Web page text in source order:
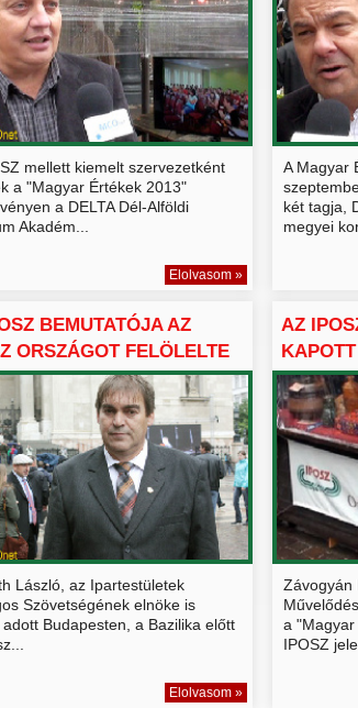
mellett kiemelt szervezetként
a "Magyar Értékek 2013"
a DELTA Dél-Alföldi
Akadém...
Elolvasom »
A Magyar
két tagja,
megyei
BEMUTATÓJA AZ
ORSZÁGOT FELÖLELTE
László, az Ipartestületek
Szövetségének elnöke is
adott Budapesten, a Bazilika előtt
Elolvasom »
AZ
Závogyán
a
IPOSZ